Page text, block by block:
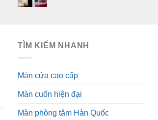
TÌM KIẾM NHANH
Màn cửa cao cấp
Màn cuốn hiện đại
Màn phòng tắm Hàn Quốc